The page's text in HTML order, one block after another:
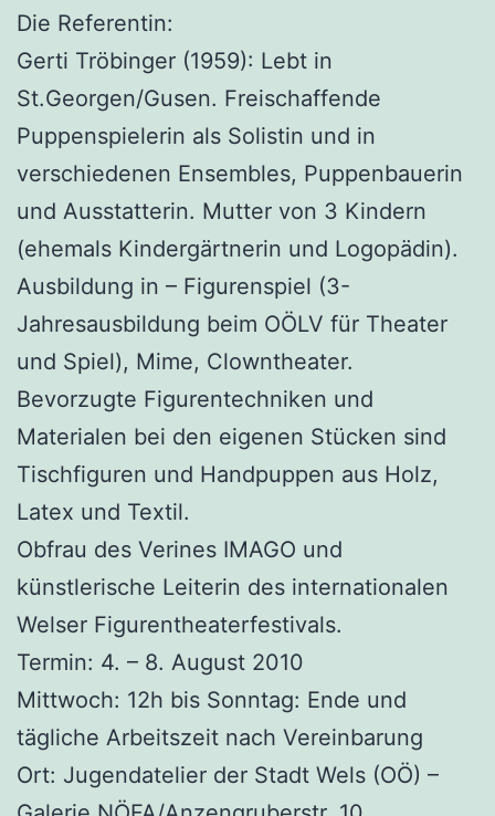
Die Referentin:
Gerti Tröbinger (1959): Lebt in
St.Georgen/Gusen. Freischaffende
Puppenspielerin als Solistin und in
verschiedenen Ensembles, Puppenbauerin
und Ausstatterin. Mutter von 3 Kindern
(ehemals Kindergärtnerin und Logopädin).
Ausbildung in – Figurenspiel (3-
Jahresausbildung beim OÖLV für Theater
und Spiel), Mime, Clowntheater.
Bevorzugte Figurentechniken und
Materialen bei den eigenen Stücken sind
Tischfiguren und Handpuppen aus Holz,
Latex und Textil.
Obfrau des Verines IMAGO und
künstlerische Leiterin des internationalen
Welser Figurentheaterfestivals.
Termin: 4. – 8. August 2010
Mittwoch: 12h bis Sonntag: Ende und
tägliche Arbeitszeit nach Vereinbarung
Ort: Jugendatelier der Stadt Wels (OÖ) –